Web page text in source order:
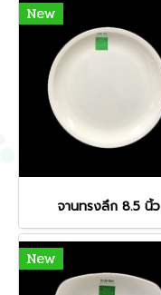
New
จานทรงลึก 8.5 นิ้ว
New